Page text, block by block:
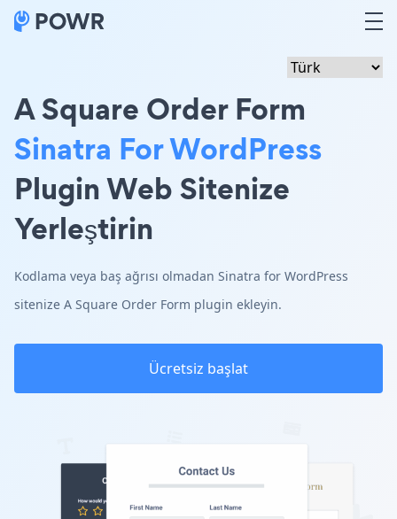
A Square Order Form
Sinatra For WordPress
Plugin Web Sitenize
Yerleştirin
Kodlama veya baş ağrısı olmadan Sinatra for WordPress
sitenize A Square Order Form plugin ekleyin.
Ücretsiz başlat